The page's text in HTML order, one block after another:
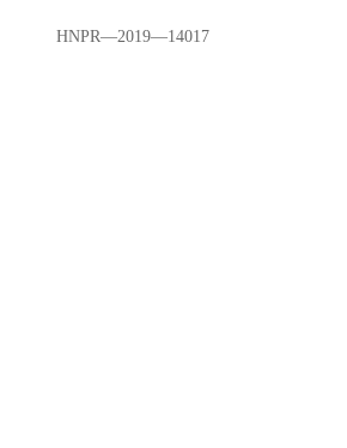
HNPR—2019—14017